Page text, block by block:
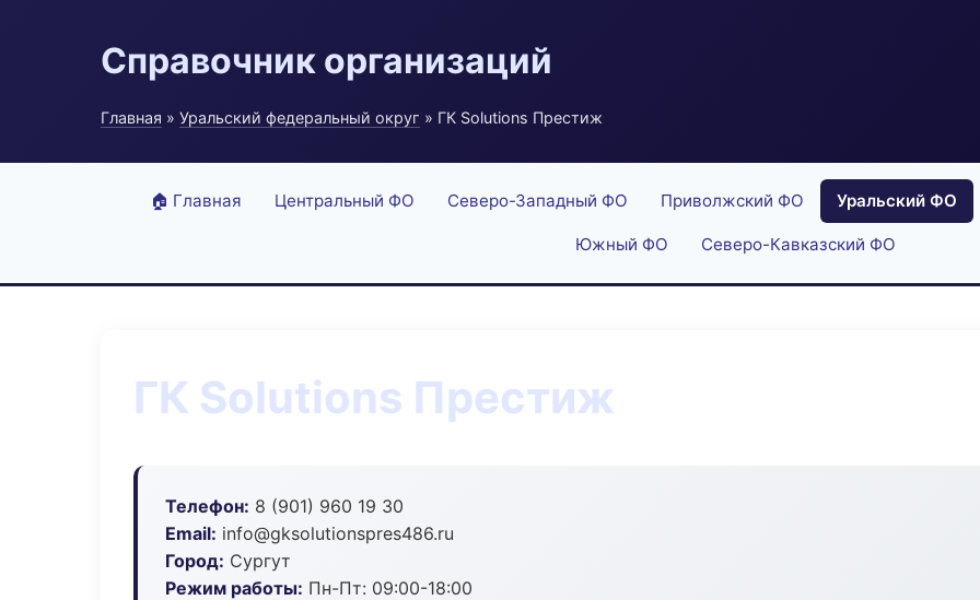
Справочник организаций
Главная » Уральский федеральный округ » ГК Solutions Престиж
🏠 Главная Центральный ФО Северо-Западный ФО Приволжский ФО Уральский ФО
Южный ФО Северо-Кавказский ФО
ГК Solutions Престиж
Телефон: 8 (901) 960 19 30
Email: info@gksolutionspres486.ru
Город: Сургут
Режим работы: Пн-Пт: 09:00-18:00